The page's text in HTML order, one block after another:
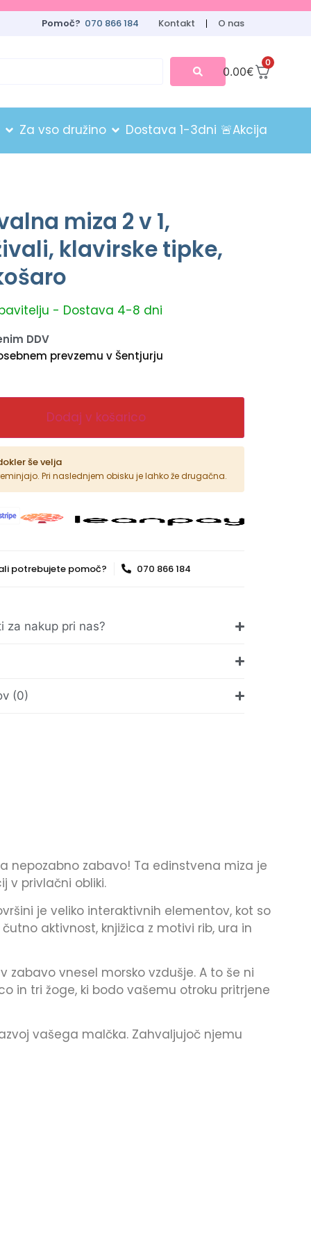
Pomoč? 070 866 184 Kontakt O nas
0
0.00€
Za vso družino Dostava 1-3dni 🚨Akcija
miza 2 v 1,
klavirske tipke,
- Dostava 4-8 dni
DDV
prevzemu v Šentjurju
Dodaj v košarico
še velja
Pri naslednjem obisku je lahko že drugačna.
potrebujete pomoč? 070 866 184
za nakup pri nas?
(0)
nepozabno zabavo! Ta edinstvena miza je
v privlačni obliki.
je veliko interaktivnih elementov, kot so
aktivnost, knjižica z motivi rib, ura in
vnesel morsko vzdušje. A to še ni
in tri žoge, ki bodo vašemu otroku pritrjene
vašega malčka. Zahvaljujoč njemu